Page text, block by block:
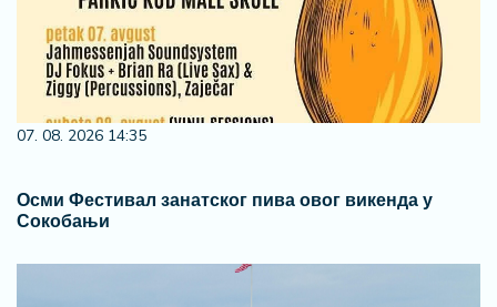
07. 08. 2026 14:35
Осми Фестивал занатског пива овог викенда у
Сокобањи